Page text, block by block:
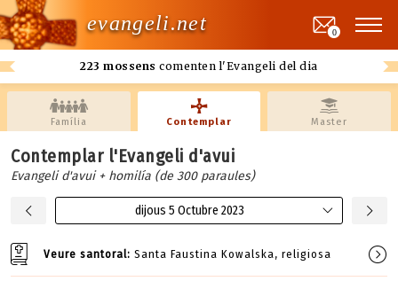
evangeli.net
223 mossens comenten l'Evangeli del dia
0
Família Contemplar Master
Contemplar l'Evangeli d'avui
Evangeli d'avui + homilía (de 300 paraules)
dijous 5 Octubre 2023
Veure santoral: Santa Faustina Kowalska, religiosa